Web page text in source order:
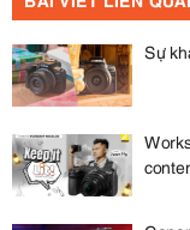
Sự